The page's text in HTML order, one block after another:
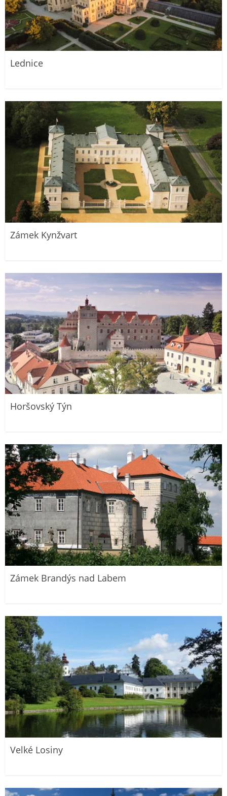
Lednice
Zámek Kynžvart
Horšovský Týn
Zámek Brandýs nad Labem
Velké Losiny